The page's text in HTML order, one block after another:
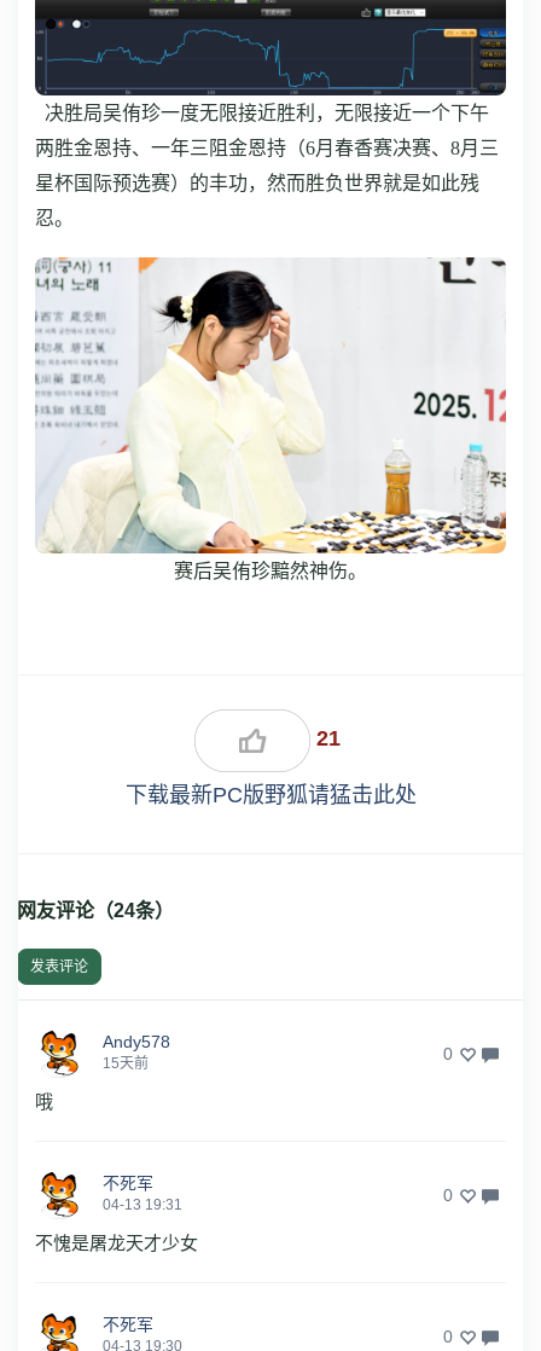
决胜局吴侑珍一度无限接近胜利，无限接近一个下午
两胜金恩持、一年三阻金恩持（6月春香赛决赛、8月三
星杯国际预选赛）的丰功，然而胜负世界就是如此残
忍。
赛后吴侑珍黯然神伤。
21
下载最新PC版野狐请猛击此处
网友评论（24条）
发表评论
Andy578
15天前 0
哦
不死军
04-13 19:31 0
不愧是屠龙天才少女
不死军
04-13 19:30 0